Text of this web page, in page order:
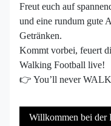
Freut euch auf
und eine rundum gute
Getränken.
Kommt vorbei, feuert
Walking Football live!
👉 You’ll never
Willkommen bei der